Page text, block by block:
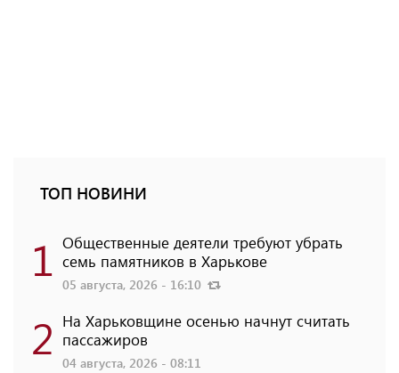
ТОП НОВИНИ
1 Общественные деятели требуют убрать
семь памятников в Харькове
05 августа, 2026 - 16:10
2 На Харьковщине осенью начнут считать
пассажиров
04 августа, 2026 - 08:11